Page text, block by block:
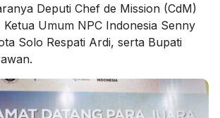
Deputi Chef de Mission (CdM)
Umum NPC Indonesia Senny
Solo Respati Ardi, serta Bupati